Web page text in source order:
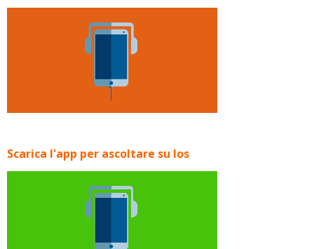
Scarica l'app per ascoltare su Ios